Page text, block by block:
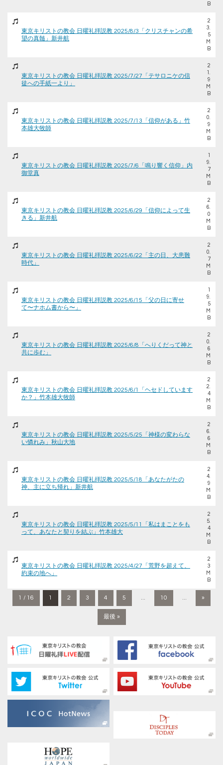
B
東京キリストの教会 日曜礼拝説教 2025/8/3「クリスチャンの希
望の真髄」新井航
2
3.
5
M
B
東京キリストの教会 日曜礼拝説教 2025/7/27「テサロニケの信
徒への手紙一より」
2
1.
9
M
B
東京キリストの教会 日曜礼拝説教 2025/7/13「信仰がある」竹
本雄大牧師
2
0.
9
M
B
東京キリストの教会 日曜礼拝説教 2025/7/6「鳴り響く信仰」内
御堂真
1
9.
7
M
B
東京キリストの教会 日曜礼拝説教 2025/6/29「信仰によって生
きる」新井航
2
6.
0
M
B
東京キリストの教会 日曜礼拝説教 2025/6/22「主の日、大患難
時代」
2
0.
7
M
B
東京キリストの教会 日曜礼拝説教 2025/6/15「父の日に寄せ
て〜ナホム書から〜」
1
9.
5
M
B
東京キリストの教会 日曜礼拝説教 2025/6/8「へりくだって神と
共に歩む」
2
0.
6
M
B
東京キリストの教会 日曜礼拝説教 2025/6/1「ヘセドしています
か？」竹本雄大牧師
2
2.
4
M
B
東京キリストの教会 日曜礼拝説教 2025/5/25「神様の変わらな
い憐れみ」秋山大地
2
6.
6
M
B
東京キリストの教会 日曜礼拝説教 2025/5/18「あなたがたの
神、主に立ち帰れ」新井航
2
4.
9
M
B
東京キリストの教会 日曜礼拝説教 2025/5/11「私はまことをも
って、あなたと契りを結ぶ」竹本雄大
2
5.
4
M
B
東京キリストの教会 日曜礼拝説教 2025/4/27「荒野を超えて、
約束の地へ」
2
3
M
B
1 / 16 1 2 3 4 5 ... 10 ... »
最後 »